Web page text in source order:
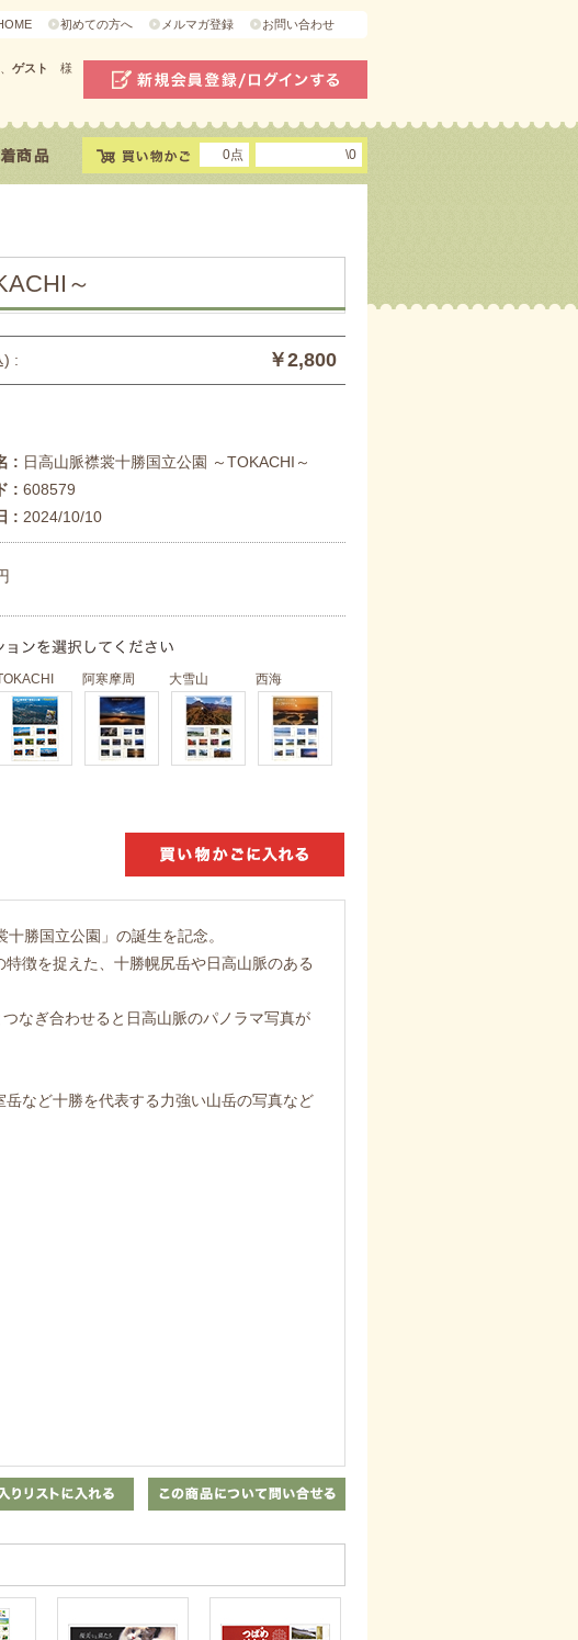
初めての方へ メルマガ登録 お問い合わせ
ゲスト 様
0点 \0
～
) : ￥2,800
: 日高山脈襟裳十勝国立公園 ～TOKACHI～
: 608579
: 2024/10/10
阿寒摩周 大雪山 西海
勝国立公園」の誕生を記念。
徴を捉えた、十勝幌尻岳や日高山脈のある
なぎ合わせると日高山脈のパノラマ写真が
など十勝を代表する力強い山岳の写真など